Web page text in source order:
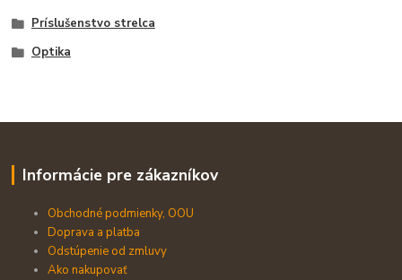
Príslušenstvo strelca
Optika
Informácie pre zákazníkov
Obchodné podmienky, OOU
Doprava a platba
Odstúpenie od zmluvy
Ako nakupovať